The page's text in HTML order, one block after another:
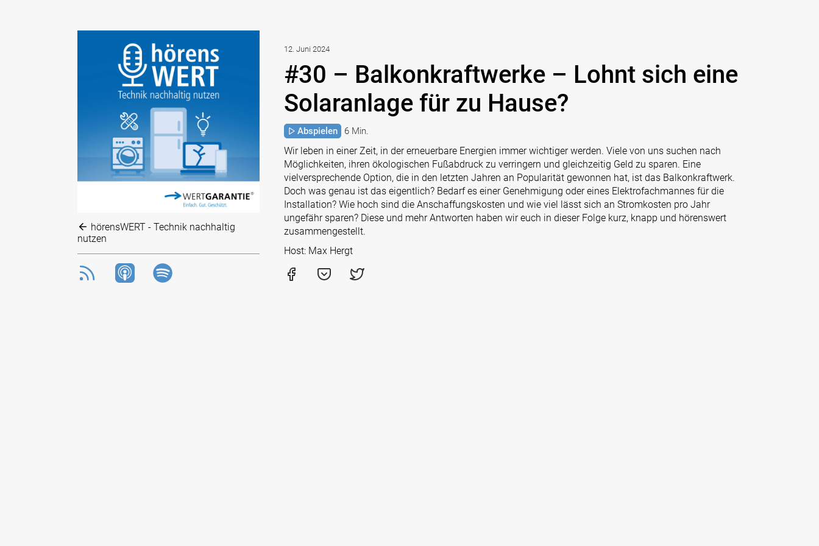
hörensWERT - Technik nachhaltig
nutzen
12. Juni 2024
#30 – Balkonkraftwerke – Lohnt sich eine
Solaranlage für zu Hause?
Abspielen 6 Min.
Wir leben in einer Zeit, in der erneuerbare Energien immer wichtiger werden. Viele von uns suchen nach
Möglichkeiten, ihren ökologischen Fußabdruck zu verringern und gleichzeitig Geld zu sparen. Eine
vielversprechende Option, die in den letzten Jahren an Popularität gewonnen hat, ist das Balkonkraftwerk.
Doch was genau ist das eigentlich? Bedarf es einer Genehmigung oder eines Elektrofachmannes für die
Installation? Wie hoch sind die Anschaffungskosten und wie viel lässt sich an Stromkosten pro Jahr
ungefähr sparen? Diese und mehr Antworten haben wir euch in dieser Folge kurz, knapp und hörenswert
zusammengestellt.
Host: Max Hergt